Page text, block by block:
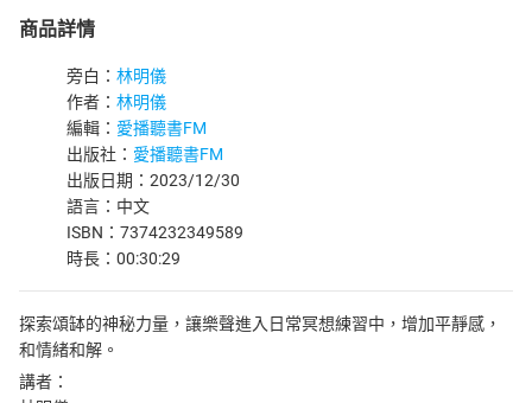
商品詳情
旁白： 林明儀
作者： 林明儀
編輯： 愛播聽書FM
出版社： 愛播聽書FM
出版日期：2023/12/30
語言：中文
ISBN：7374232349589
時長：00:30:29
探索頌缽的神秘力量，讓樂聲進入日常冥想練習中，增加平靜感，
和情緒和解。
講者：